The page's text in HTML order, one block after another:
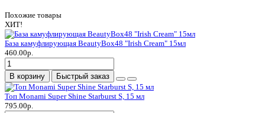
Похожие товары
ХИТ!
База камуфлирующая BeautyBox48 "Irish Cream" 15мл
460.00р.
В корзину Быстрый заказ
Топ Monami Super Shine Starburst S, 15 мл
795.00р.